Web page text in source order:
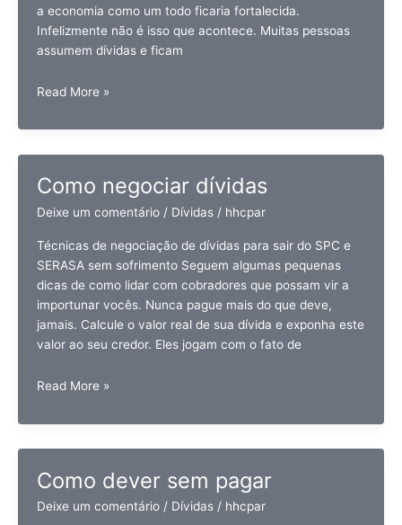
a economia como um todo ficaria fortalecida.
Infelizmente não é isso que acontece. Muitas pessoas
assumem dívidas e ficam
Como
o
SPC
e
antes
de
5
anos
Read More »
Como negociar dívidas
Deixe um comentário / Dívidas/ hhcpar
Técnicas de negociação de dívidas para sair do SPC e
SERASA sem sofrimento Seguem algumas pequenas
dicas de como lidar com cobradores que possam vir a
importunar vocês. Nunca pague mais do que deve,
jamais. Calcule o valor real de sua dívida e exponha este
valor ao seu credor. Eles jogam com o fato de
Como
dívidas
Read More »
Como dever sem pagar
Deixe um comentário / Dívidas/ hhcpar